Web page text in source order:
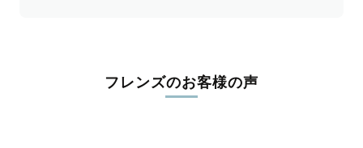
フレンズのお客様の声